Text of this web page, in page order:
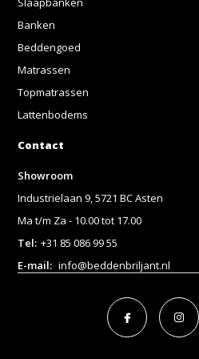
Banken
Beddengoed
Matrassen
Topmatrassen
Lattenbodems
Contact
Showroom
Industrielaan 9, 5721 BC Asten
Ma t/m Za - 10.00 tot 17.00
Tel: +31 85 086 99 55
E-mail: info@beddenbriljant.nl